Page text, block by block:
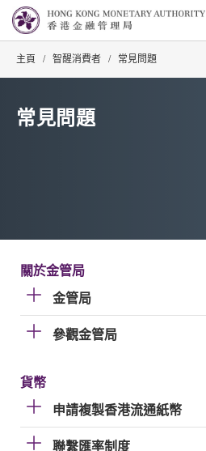
主頁 / 智醒消費者 / 常見問題
常見問題
關於金管局
金管局
參觀金管局
貨幣
申請複製香港流通紙幣
聯繫匯率制度